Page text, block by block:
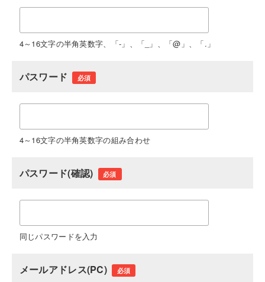
4～16文字の半角英数字、「-」、「_」、「@」、「.」
パスワード 必須
4～16文字の半角英数字の組み合わせ
パスワード(確認) 必須
同じパスワードを入力
メールアドレス(PC) 必須